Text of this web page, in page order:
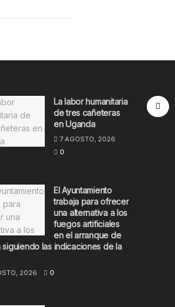
La labor humanitaria
de tres cañeteras
en Uganda
7 AGOSTO, 2026
0
El Ayuntamiento
trabaja para ofrecer
una alternativa a los
fuegos artificiales
en el arranque de
siguiendo las indicaciones de la
2026 0